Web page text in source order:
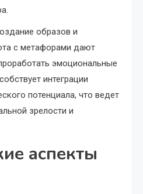
образов и
с метафорами дают
эмоциональные
интеграции
потенциала, что ведет
зрелости и
аспекты